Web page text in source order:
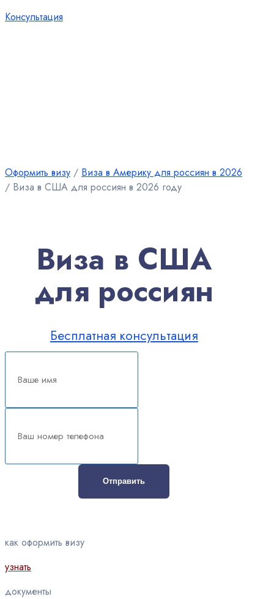
Консультация
Оформить визу ∕ Виза в Америку для россиян в 2026
∕ Виза в США для россиян в 2026 году
Виза в США
для россиян
Бесплатная консультация
Отправить
как оформить визу
узнать
документы